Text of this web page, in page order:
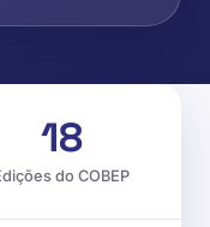
18
do COBEP